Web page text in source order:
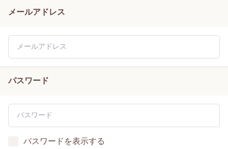
メールアドレス
パスワード
パスワードを表示する